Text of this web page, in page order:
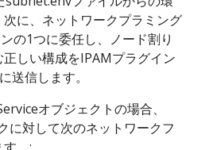
に、ネットワークプラミング
の1つに委任し、ノード割り
しい構成をIPAMプラグイン
送信します。
オブジェクトの場合、
に対して次のネットワークフ